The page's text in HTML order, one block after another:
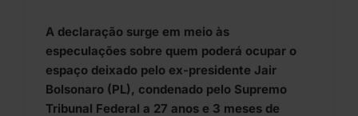
A declaração surge em meio às
especulações sobre quem poderá ocupar o
espaço deixado pelo ex-presidente Jair
Bolsonaro (PL), condenado pelo Supremo
Tribunal Federal a 27 anos e 3 meses de